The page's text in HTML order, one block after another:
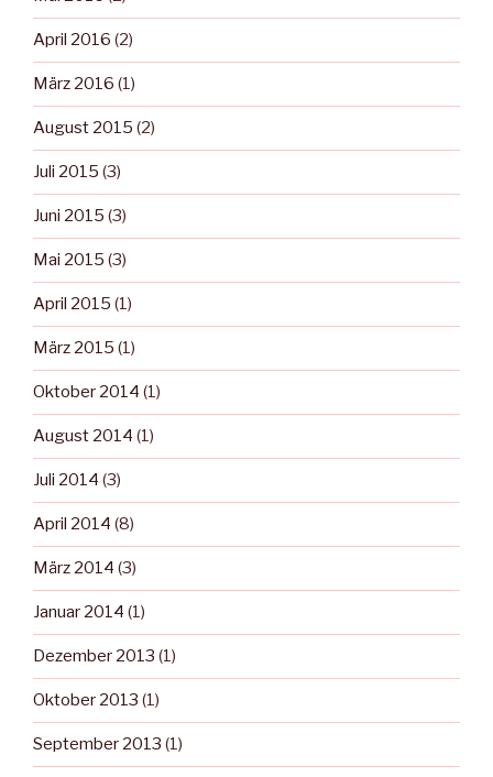
April 2016 (2)
März 2016 (1)
August 2015 (2)
Juli 2015 (3)
Juni 2015 (3)
Mai 2015 (3)
April 2015 (1)
März 2015 (1)
Oktober 2014 (1)
August 2014 (1)
Juli 2014 (3)
April 2014 (8)
März 2014 (3)
Januar 2014 (1)
Dezember 2013 (1)
Oktober 2013 (1)
September 2013 (1)